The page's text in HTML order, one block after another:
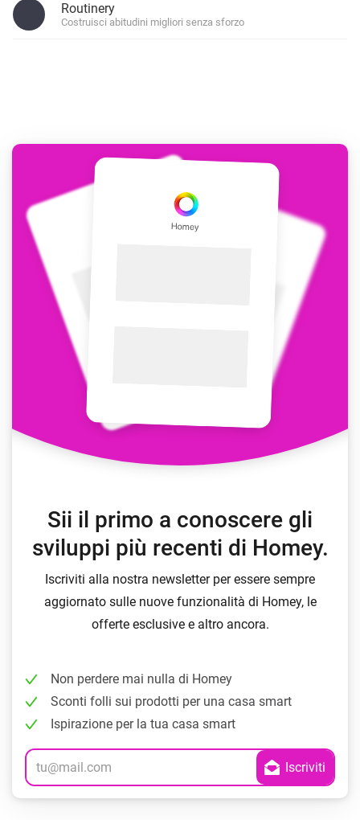
Routinery
Costruisci abitudini migliori senza sforzo
Sii il primo a conoscere gli
sviluppi più recenti di Homey.
Iscriviti alla nostra newsletter per essere sempre
aggiornato sulle nuove funzionalità di Homey, le
offerte esclusive e altro ancora.
Non perdere mai nulla di Homey
Sconti folli sui prodotti per una casa smart
Ispirazione per la tua casa smart